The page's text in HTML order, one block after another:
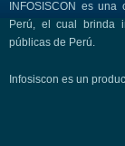
INFOSISCON es
Perú, el cual brinda
públicas de Perú.
Infosiscon es un